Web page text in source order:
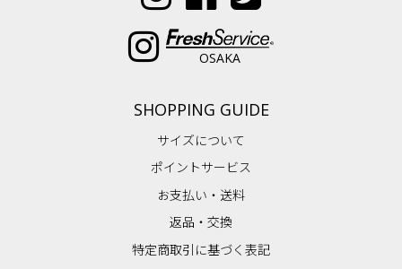
OSAKA
SHOPPING GUIDE
サイズについて
ポイントサービス
お支払い・送料
返品・交換
特定商取引に基づく表記